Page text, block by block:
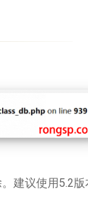
建议使用5.2版